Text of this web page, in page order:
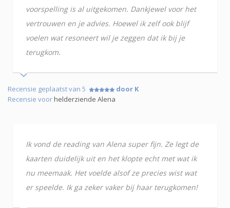
voorspelling is al uitgekomen. Dankjewel voor het
vertrouwen en je advies. Hoewel ik zelf ook blijf
voelen wat resoneert wil je zeggen dat ik bij je
terugkom.
Recensie geplaatst van 5
door K
Recensie voorhelderziende Alena
Ik vond de reading van Alena super fijn. Ze legt de
kaarten duidelijk uit en het klopte echt met wat ik
nu meemaak. Het voelde alsof ze precies wist wat
er speelde. Ik ga zeker vaker bij haar terugkomen!